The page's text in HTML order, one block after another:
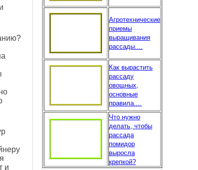
и
Агротехнические
приемы
выращивания
рассады....
Как вырастить
рассаду
овощных,
основные
правила....
Что нужно
делать, чтобы
рассада
помидор
выросла
крепкой?